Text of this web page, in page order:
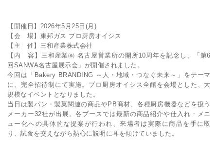
【開催日】2026年5月25日(月)
【会 場】東邦ガス プロ厨房オイシス
【主 催】三和産業株式会社
【内 容】三和産業㈱ 名古屋営業所の開所10周年を記念し、「第6
回SANWA名古屋展示会」が開催されました。
今回は「Bakery BRANDING ～人・地域・つなぐ未来～」をテーマ
に、完全招待制にて実施。プロ厨房オイシス全館を会場とした、大
規模なイベントとなりました。
当日は製パン・製菓関連の商品やPB商材、各種厨房機器などを扱う
メーカー32社が出展。各ブースでは最新の商品紹介や仕入れ・メニ
ュー化への具体的な提案が行われ、来場者は実際に商品を手に取
り、試食を交えながら熱心に説明に耳を傾けていました。